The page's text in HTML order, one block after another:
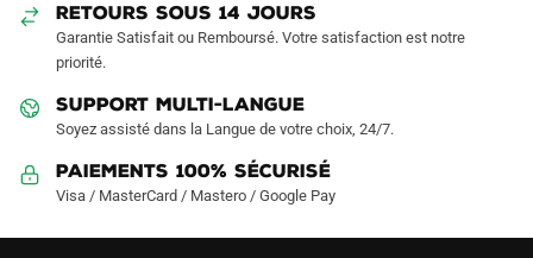
la
page
produit
RETOURS SOUS 14 JOURS
Garantie Satisfait ou Remboursé. Votre satisfaction est notre
priorité.
SUPPORT MULTI-LANGUE
Soyez assisté dans la Langue de votre choix, 24/7.
Paiements 100% Sécurisé
Visa / MasterCard / Mastero / Google Pay